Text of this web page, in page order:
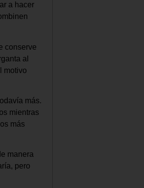
a hacer
conserve
al
motivo
más.
mientras
más
manera
pero